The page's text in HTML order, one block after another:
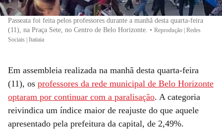
Passeata foi feita pelos professores durante a manhã desta quarta-feira
(11), na Praça Sete, no Centro de Belo Horizonte. • Reprodução | Redes
Sociais | Itatiaia
Em assembleia realizada na manhã desta quarta-feira
(11), os professores da rede municipal de Belo Horizonte
optaram por continuar com a paralisação. A categoria
reivindica um índice maior de reajuste do que aquele
apresentado pela prefeitura da capital, de 2,49%.